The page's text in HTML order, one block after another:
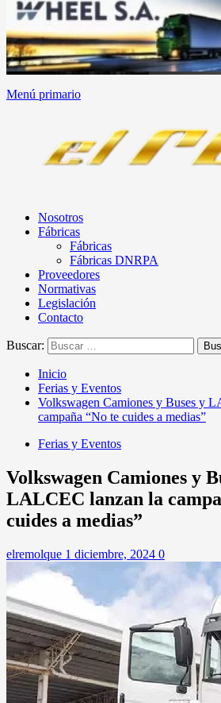
Menú primario
Nosotros
Fábricas
Fábricas
Fábricas DNRPA
Proveedores
Normativas
Legislación
Contacto
Buscar:
Inicio
Ferias y Eventos
Volkswagen Camiones y Buses y
campaña “No te cuides a medias”
Ferias y Eventos
Volkswagen Camiones y
LALCEC lanzan la
cuides a medias”
elremolque 1 diciembre, 2024 0